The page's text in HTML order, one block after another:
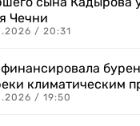
Чечни
/ 20:31
климатическим
/ 19:50